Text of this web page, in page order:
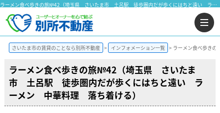
ラーメン食べ歩きの旅№42（埼玉県 さいたま市 土呂駅 徒歩圏内だが歩くにはちと遠い ラーメン 中華料理 落ち着ける） | さいたま市の賃貸は株式会社 別所不動産にお任せ下さい！
さいたま市の賃貸のことなら別所不動産 インフォメーション一覧 ラーメン食べ歩き
ラーメン食べ歩きの旅№42（埼玉県 さいたま
市 土呂駅 徒歩圏内だが歩くにはちと遠い ラ
ーメン 中華料理 落ち着ける）